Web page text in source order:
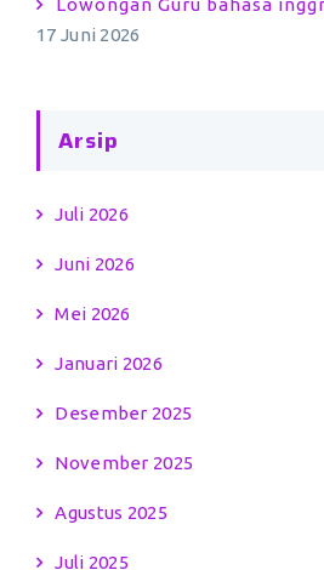
Lowongan Guru bahasa
17 Juni 2026
Arsip
Juli 2026
Juni 2026
Mei 2026
Januari 2026
Desember 2025
November 2025
Agustus 2025
Juli 2025